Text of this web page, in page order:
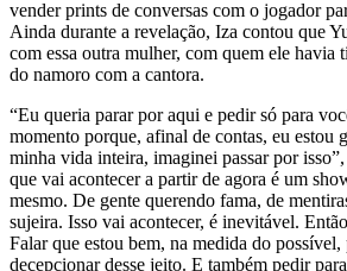
vender prints de conversas com o jogador
Ainda durante a revelação, Iza contou que
com essa outra mulher, com quem ele havia
do namoro com a cantora.
“Eu queria parar por aqui e pedir só para
momento porque, afinal de contas, eu estou
minha vida inteira, imaginei passar por
que vai acontecer a partir de agora é um
mesmo. De gente querendo fama, de
sujeira. Isso vai acontecer, é inevitável.
Falar que estou bem, na medida do
decepcionar desse jeito. E também pedir